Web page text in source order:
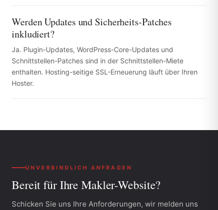
Werden Updates und Sicherheits-Patches
inkludiert?
Ja. Plugin-Updates, WordPress-Core-Updates und
Schnittstellen-Patches sind in der Schnittstellen-Miete
enthalten. Hosting-seitige SSL-Erneuerung läuft über Ihren
Hoster.
UNVERBINDLICH ANFRAGEN
Bereit für IhreMakler-Website?
Schicken Sie uns Ihre Anforderungen, wir melden uns